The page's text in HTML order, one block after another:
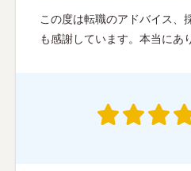
この度は転職のアドバイス、
も感謝しています。本当にあ